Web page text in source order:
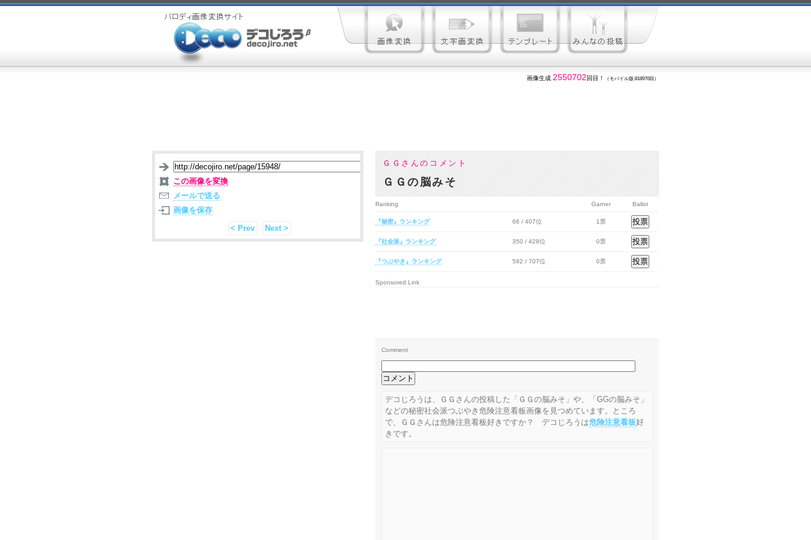
画像生成 2550702 回目！ （モバイル版:818970回）
ＧＧさんのコメント
ＧＧの脳みそ
この画像を変換
メールで送る
画像を保存
< Prev
Next >
Ranking Garner Ballot
『秘密』ランキング 66 / 407位 1票
『社会派』ランキング 350 / 428位 0票
『つぶやき』ランキング 592 / 707位 0票
Sponsored Link
Comment
デコじろうは、ＧＧさんの投稿した「ＧＧの脳みそ」や、「GGの脳みそ」
などの秘密社会派つぶやき危険注意看板画像を見つめています。ところ
で、ＧＧさんは危険注意看板好きですか？ デコじろうは危険注意看板好
きです。